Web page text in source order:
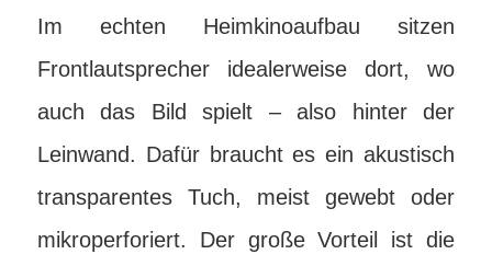
Im echten Heimkinoaufbau sitzen
Frontlautsprecher idealerweise dort, wo
auch das Bild spielt – also hinter der
Leinwand. Dafür braucht es ein akustisch
transparentes Tuch, meist gewebt oder
mikroperforiert. Der große Vorteil ist die